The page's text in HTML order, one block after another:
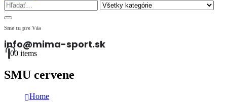
Sme tu pre Vás
info@mima-sport.sk
00 items
SMU cervene
Home